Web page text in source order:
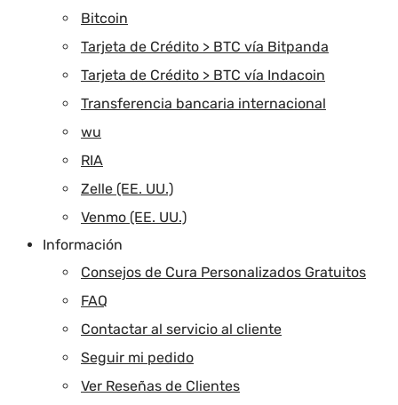
Bitcoin
Tarjeta de Crédito > BTC vía Bitpanda
Tarjeta de Crédito > BTC vía Indacoin
Transferencia bancaria internacional
wu
RIA
Zelle (EE. UU.)
Venmo (EE. UU.)
Información
Consejos de Cura Personalizados Gratuitos
FAQ
Contactar al servicio al cliente
Seguir mi pedido
Ver Reseñas de Clientes